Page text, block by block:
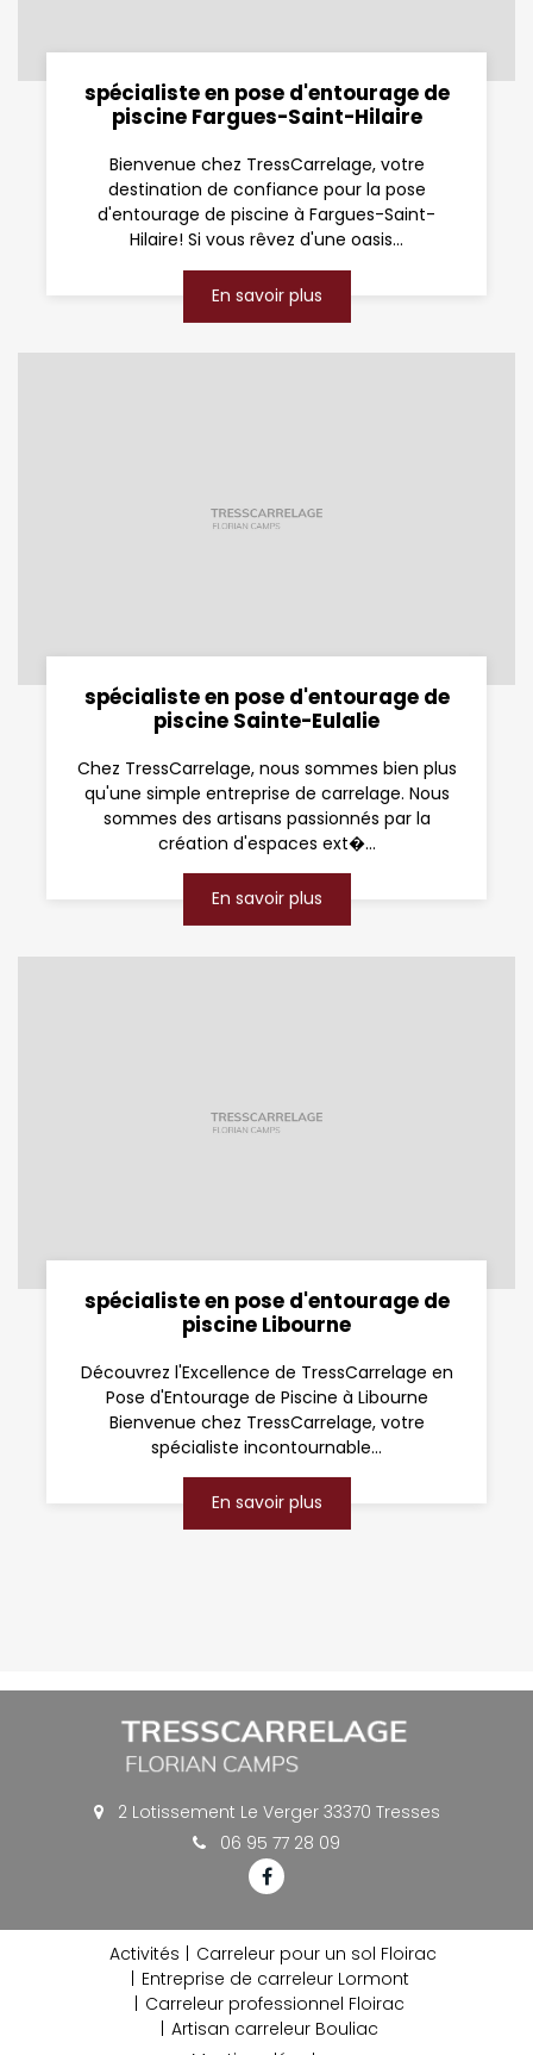
spécialiste en pose d'entourage de
piscine Fargues-Saint-Hilaire
Bienvenue chez TressCarrelage, votre
destination de confiance pour la pose
d'entourage de piscine à Fargues-Saint-
Hilaire! Si vous rêvez d'une oasis...
En savoir plus
spécialiste en pose d'entourage de
piscine Sainte-Eulalie
Chez TressCarrelage, nous sommes bien plus
qu'une simple entreprise de carrelage. Nous
sommes des artisans passionnés par la
création d'espaces ext�...
En savoir plus
spécialiste en pose d'entourage de
piscine Libourne
Découvrez l'Excellence de TressCarrelage en
Pose d'Entourage de Piscine à Libourne
Bienvenue chez TressCarrelage, votre
spécialiste incontournable...
En savoir plus
2 Lotissement Le Verger 33370 Tresses
06 95 77 28 09
Activités
Carreleur pour un sol Floirac
Entreprise de carreleur Lormont
Carreleur professionnel Floirac
Artisan carreleur Bouliac